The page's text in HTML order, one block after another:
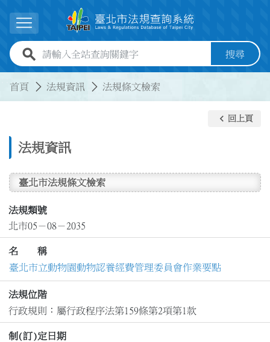
展開選單
全站查詢關鍵字欄位 搜尋
首頁 法規資訊 法規條文檢索
法規資訊
keyboard_arrow_left 回上頁
臺北市法規條文檢索
法規類號
北市05－08－2035
名 稱
臺北市立動物園動物認養經費管理委員會作業要點
法規位階
行政規則：屬行政程序法第159條第2項第1款
制(訂)定日期